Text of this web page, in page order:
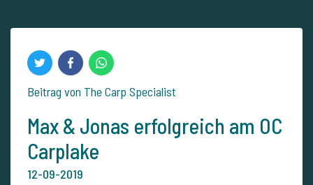
Beitrag von The Carp Specialist
Max & Jonas erfolgreich am OC
Carplake
12-09-2019